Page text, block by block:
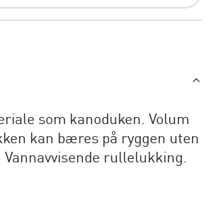
som kanoduken. Volum
kan bæres på ryggen uten
rullelukking.